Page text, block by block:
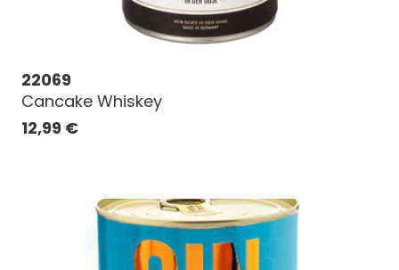
22069
Cancake Whiskey
12,99 €